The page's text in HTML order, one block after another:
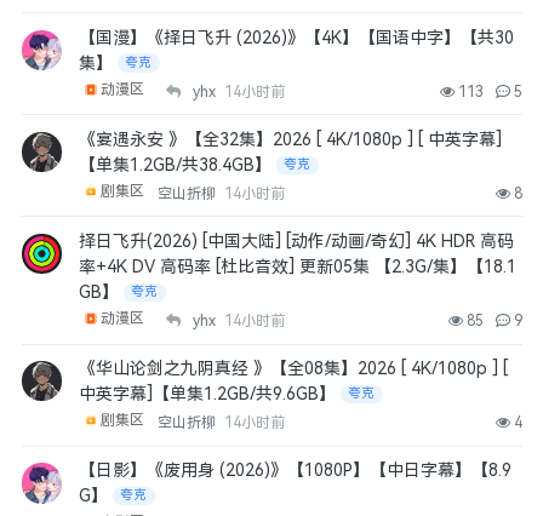
【国漫】《择日飞升 (2026)》【4K】【国语中字】【共30
集】
夸克
动漫区 yhx 14小时前 113 5
《宴遇永安 》【全32集】2026 [ 4K/1080p ] [ 中英字幕]
【单集1.2GB/共38.4GB】
夸克
剧集区 空山折柳 14小时前 8
择日飞升(2026) [中国大陆] [动作/动画/奇幻] 4K HDR 高码
率+4K DV 高码率 [杜比音效] 更新05集 【2.3G/集】【18.1
GB】
夸克
动漫区 yhx 14小时前 85 9
《华山论剑之九阴真经 》【全08集】2026 [ 4K/1080p ] [
中英字幕]【单集1.2GB/共9.6GB】
夸克
剧集区 空山折柳 14小时前 4
【日影】《废用身 (2026)》【1080P】【中日字幕】【8.9
G】
夸克